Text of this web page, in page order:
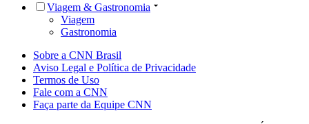
Viagem & Gastronomia
Viagem
Gastronomia
Sobre a CNN Brasil
Aviso Legal e Política de Privacidade
Termos de Uso
Fale com a CNN
Faça parte da Equipe CNN